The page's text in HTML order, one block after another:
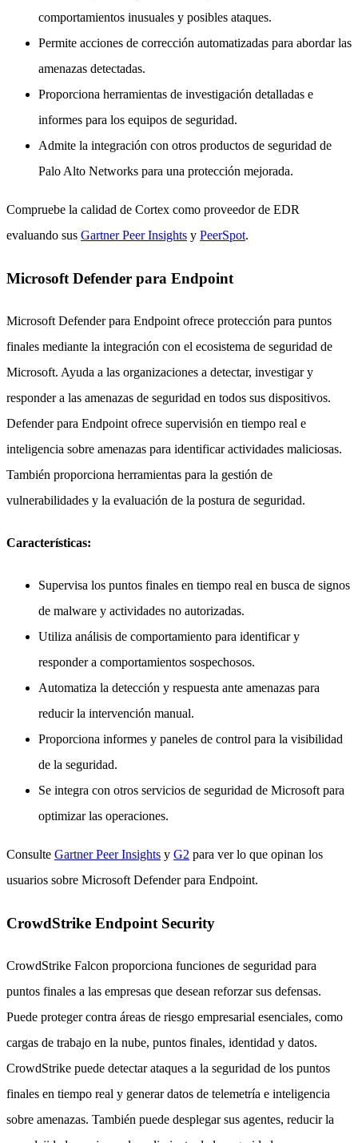
comportamientos inusuales y posibles ataques.
Permite acciones de corrección automatizadas para abordar las
amenazas detectadas.
Proporciona herramientas de investigación detalladas e
informes para los equipos de seguridad.
Admite la integración con otros productos de seguridad de
Palo Alto Networks para una protección mejorada.
Compruebe la calidad de Cortex como proveedor de EDR
evaluando sus Gartner Peer Insights y PeerSpot.
Microsoft Defender para Endpoint
Microsoft Defender para Endpoint ofrece protección para puntos
finales mediante la integración con el ecosistema de seguridad de
Microsoft. Ayuda a las organizaciones a detectar, investigar y
responder a las amenazas de seguridad en todos sus dispositivos.
Defender para Endpoint ofrece supervisión en tiempo real e
inteligencia sobre amenazas para identificar actividades maliciosas.
También proporciona herramientas para la gestión de
vulnerabilidades y la evaluación de la postura de seguridad.
Características:
Supervisa los puntos finales en tiempo real en busca de signos
de malware y actividades no autorizadas.
Utiliza análisis de comportamiento para identificar y
responder a comportamientos sospechosos.
Automatiza la detección y respuesta ante amenazas para
reducir la intervención manual.
Proporciona informes y paneles de control para la visibilidad
de la seguridad.
Se integra con otros servicios de seguridad de Microsoft para
optimizar las operaciones.
Consulte Gartner Peer Insights y G2 para ver lo que opinan los
usuarios sobre Microsoft Defender para Endpoint.
CrowdStrike Endpoint Security
CrowdStrike Falcon proporciona funciones de seguridad para
puntos finales a las empresas que desean reforzar sus defensas.
Puede proteger contra áreas de riesgo empresarial esenciales, como
cargas de trabajo en la nube, puntos finales, identidad y datos.
CrowdStrike puede detectar ataques a la seguridad de los puntos
finales en tiempo real y generar datos de telemetría e inteligencia
sobre amenazas. También puede desplegar sus agentes, reducir la